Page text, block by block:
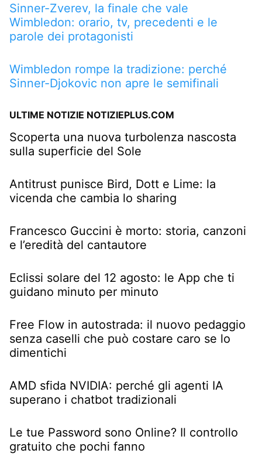
Sinner-Zverev, la finale che vale
Wimbledon: orario, tv, precedenti e le
parole dei protagonisti
Wimbledon rompe la tradizione: perché
Sinner-Djokovic non apre le semifinali
ULTIME NOTIZIE NOTIZIEPLUS.COM
Scoperta una nuova turbolenza nascosta
sulla superficie del Sole
Antitrust punisce Bird, Dott e Lime: la
vicenda che cambia lo sharing
Francesco Guccini è morto: storia, canzoni
e l’eredità del cantautore
Eclissi solare del 12 agosto: le App che ti
guidano minuto per minuto
Free Flow in autostrada: il nuovo pedaggio
senza caselli che può costare caro se lo
dimentichi
AMD sfida NVIDIA: perché gli agenti IA
superano i chatbot tradizionali
Le tue Password sono Online? Il controllo
gratuito che pochi fanno